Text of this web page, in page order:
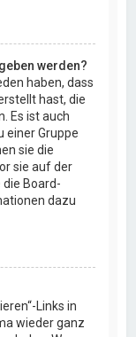
werden?
haben, dass
hast, die
Es ist auch
einer Gruppe
sie die
sie auf der
Board-
dazu
Links in
wieder ganz